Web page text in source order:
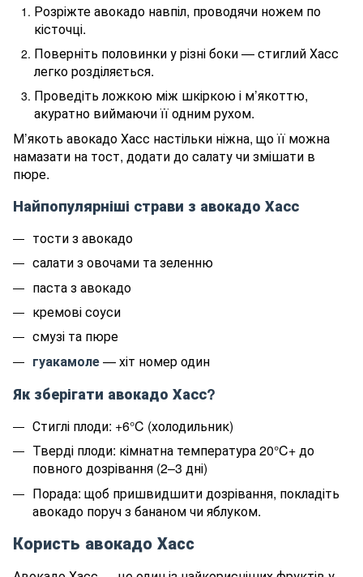
Розріжте авокадо навпіл, проводячи ножем по
кісточці.
Поверніть половинки у різні боки — стиглий Хасс
легко розділяється.
Проведіть ложкою між шкіркою і м’якоттю,
акуратно виймаючи її одним рухом.
М’якоть авокадо Хасс настільки ніжна, що її можна
намазати на тост, додати до салату чи змішати в
пюре.
Найпопулярніші страви з авокадо Хасс
тости з авокадо
салати з овочами та зеленню
паста з авокадо
кремові соуси
смузі та пюре
гуакамоле— хіт номер один
Як зберігати авокадо Хасс?
Стиглі плоди: +6°C (холодильник)
Тверді плоди: кімнатна температура 20°C+ до
повного дозрівання (2–3 дні)
Порада: щоб пришвидшити дозрівання, покладіть
авокадо поруч з бананом чи яблуком.
Користь авокадо Хасс